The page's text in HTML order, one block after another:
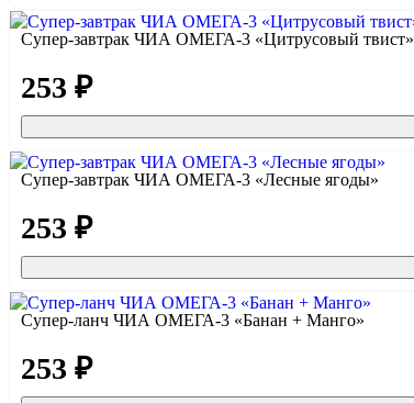
Супер-завтрак ЧИА ОМЕГА-3 «Цитрусовый твист»
253 ₽
Супер-завтрак ЧИА ОМЕГА-3 «Лесные ягоды»
253 ₽
Супер-ланч ЧИА ОМЕГА-3 «Банан + Манго»
253 ₽